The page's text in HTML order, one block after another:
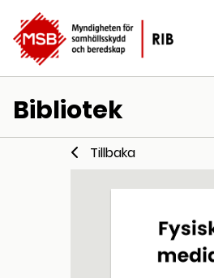
Bibliotek
Tillbaka